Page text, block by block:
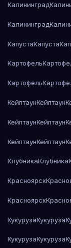
Калининград
Калининград
КапустаКапуста
Картофель
Картофель
КейптаунКейптаун
КейптаунКейптаун
КейптаунКейптаун
КлубникаКлубника
Красноярск
Красноярск
КукурузаКукуруза
КукурузаКукуруза